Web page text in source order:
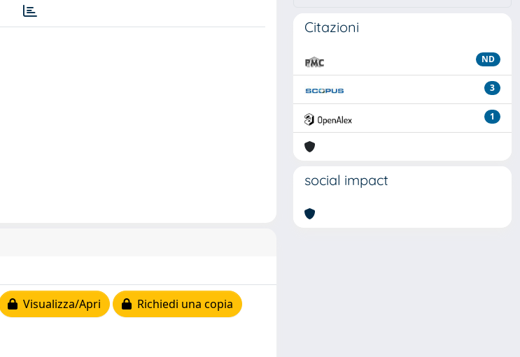
Visualizza/Apri Richiedi una copia
Citazioni
ND
3
1
social impact